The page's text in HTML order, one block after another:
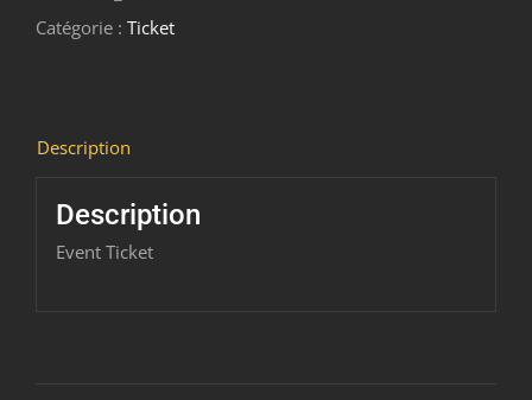
Niveau
Catégorie : Ticket
Description
Description
Event Ticket